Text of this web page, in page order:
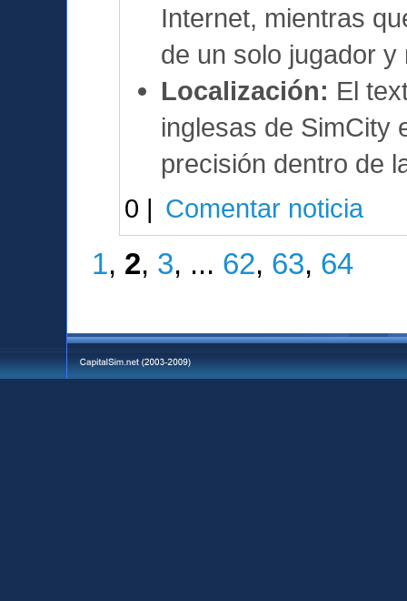
Internet, mientras
de un solo jugador y
Localización: El
inglesas de SimCity
precisión dentro de
0 | Comentar noticia
1, 2, 3, ... 62, 63, 64